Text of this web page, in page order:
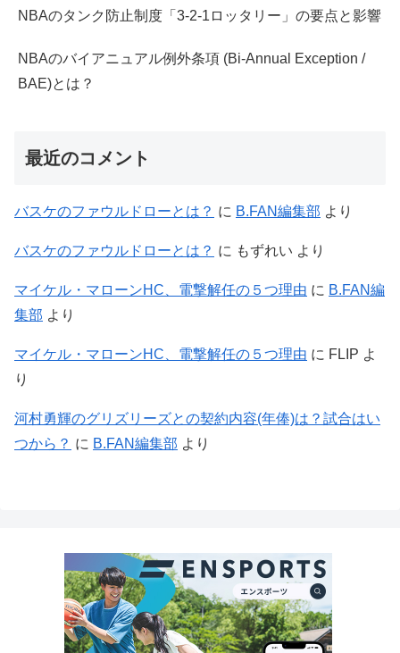
NBAのタンク防止制度「3-2-1ロッタリー」の要点と影響
NBAのバイアニュアル例外条項 (Bi-Annual Exception /
BAE)とは？
最近のコメント
バスケのファウルドローとは？ に B.FAN編集部 より
バスケのファウルドローとは？ に もずれい より
マイケル・マローンHC、電撃解任の５つ理由 に B.FAN編
集部 より
マイケル・マローンHC、電撃解任の５つ理由 に FLIP よ
り
河村勇輝のグリズリーズとの契約内容(年俸)は？試合はい
つから？ に B.FAN編集部 より